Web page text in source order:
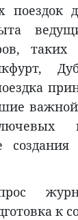
поездок
таких
к